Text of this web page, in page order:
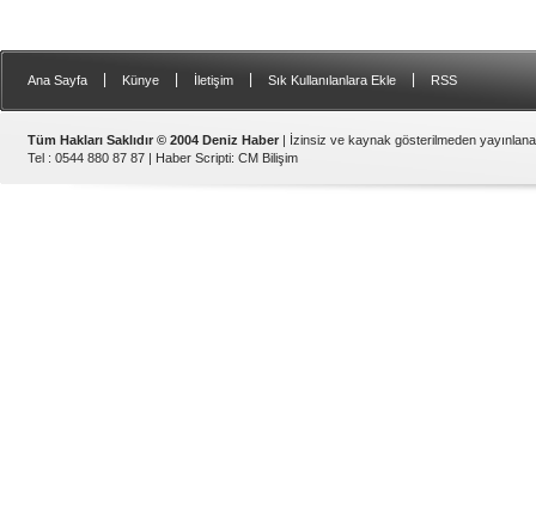
Ana Sayfa Künye İletişim Sık Kullanılanlara Ekle RSS
Tüm Hakları Saklıdır © 2004 Deniz Haber | İzinsiz ve kaynak gösterilmeden
Tel : 0544 880 87 87 | Haber Scripti: CM Bilişim